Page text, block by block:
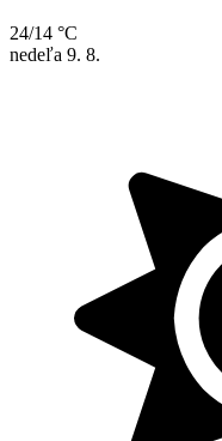
24/14 °C
nedeľa 9. 8.